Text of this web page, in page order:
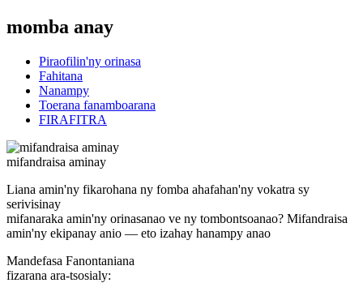
momba anay
Piraofilin'ny orinasa
Fahitana
Nanampy
Toerana fanamboarana
FIRAFITRA
mifandraisa aminay
Liana amin'ny fikarohana ny fomba ahafahan'ny vokatra sy
serivisinay
mifanaraka amin'ny orinasanao ve ny tombontsoanao? Mifandraisa
amin'ny ekipanay anio — eto izahay hanampy anao
Mandefasa Fanontaniana
fizarana ara-tsosialy: